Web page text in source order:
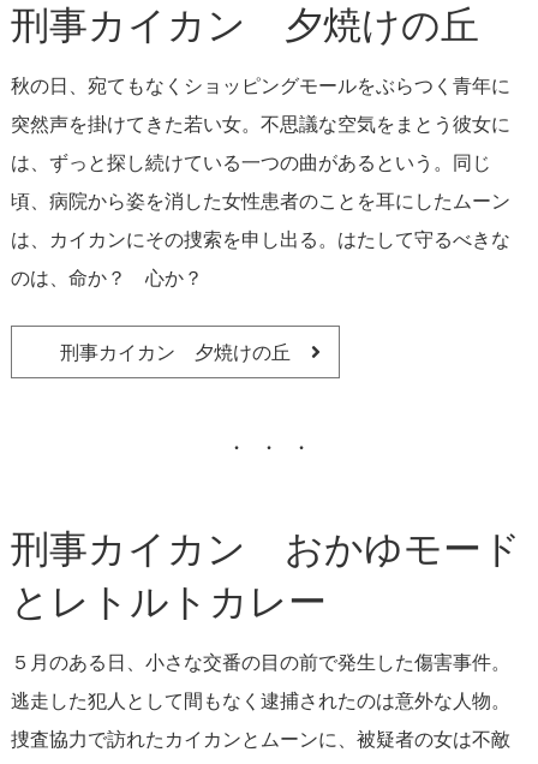
刑事カイカン 夕焼けの丘
秋の日、宛てもなくショッピングモールをぶらつく青年に
突然声を掛けてきた若い女。不思議な空気をまとう彼女に
は、ずっと探し続けている一つの曲があるという。同じ
頃、病院から姿を消した女性患者のことを耳にしたムーン
は、カイカンにその捜索を申し出る。はたして守るべきな
のは、命か？ 心か？
刑事カイカン 夕焼けの丘
刑事カイカン おかゆモード
とレトルトカレー
５月のある日、小さな交番の目の前で発生した傷害事件。
逃走した犯人として間もなく逮捕されたのは意外な人物。
捜査協力で訪れたカイカンとムーンに、被疑者の女は不敵